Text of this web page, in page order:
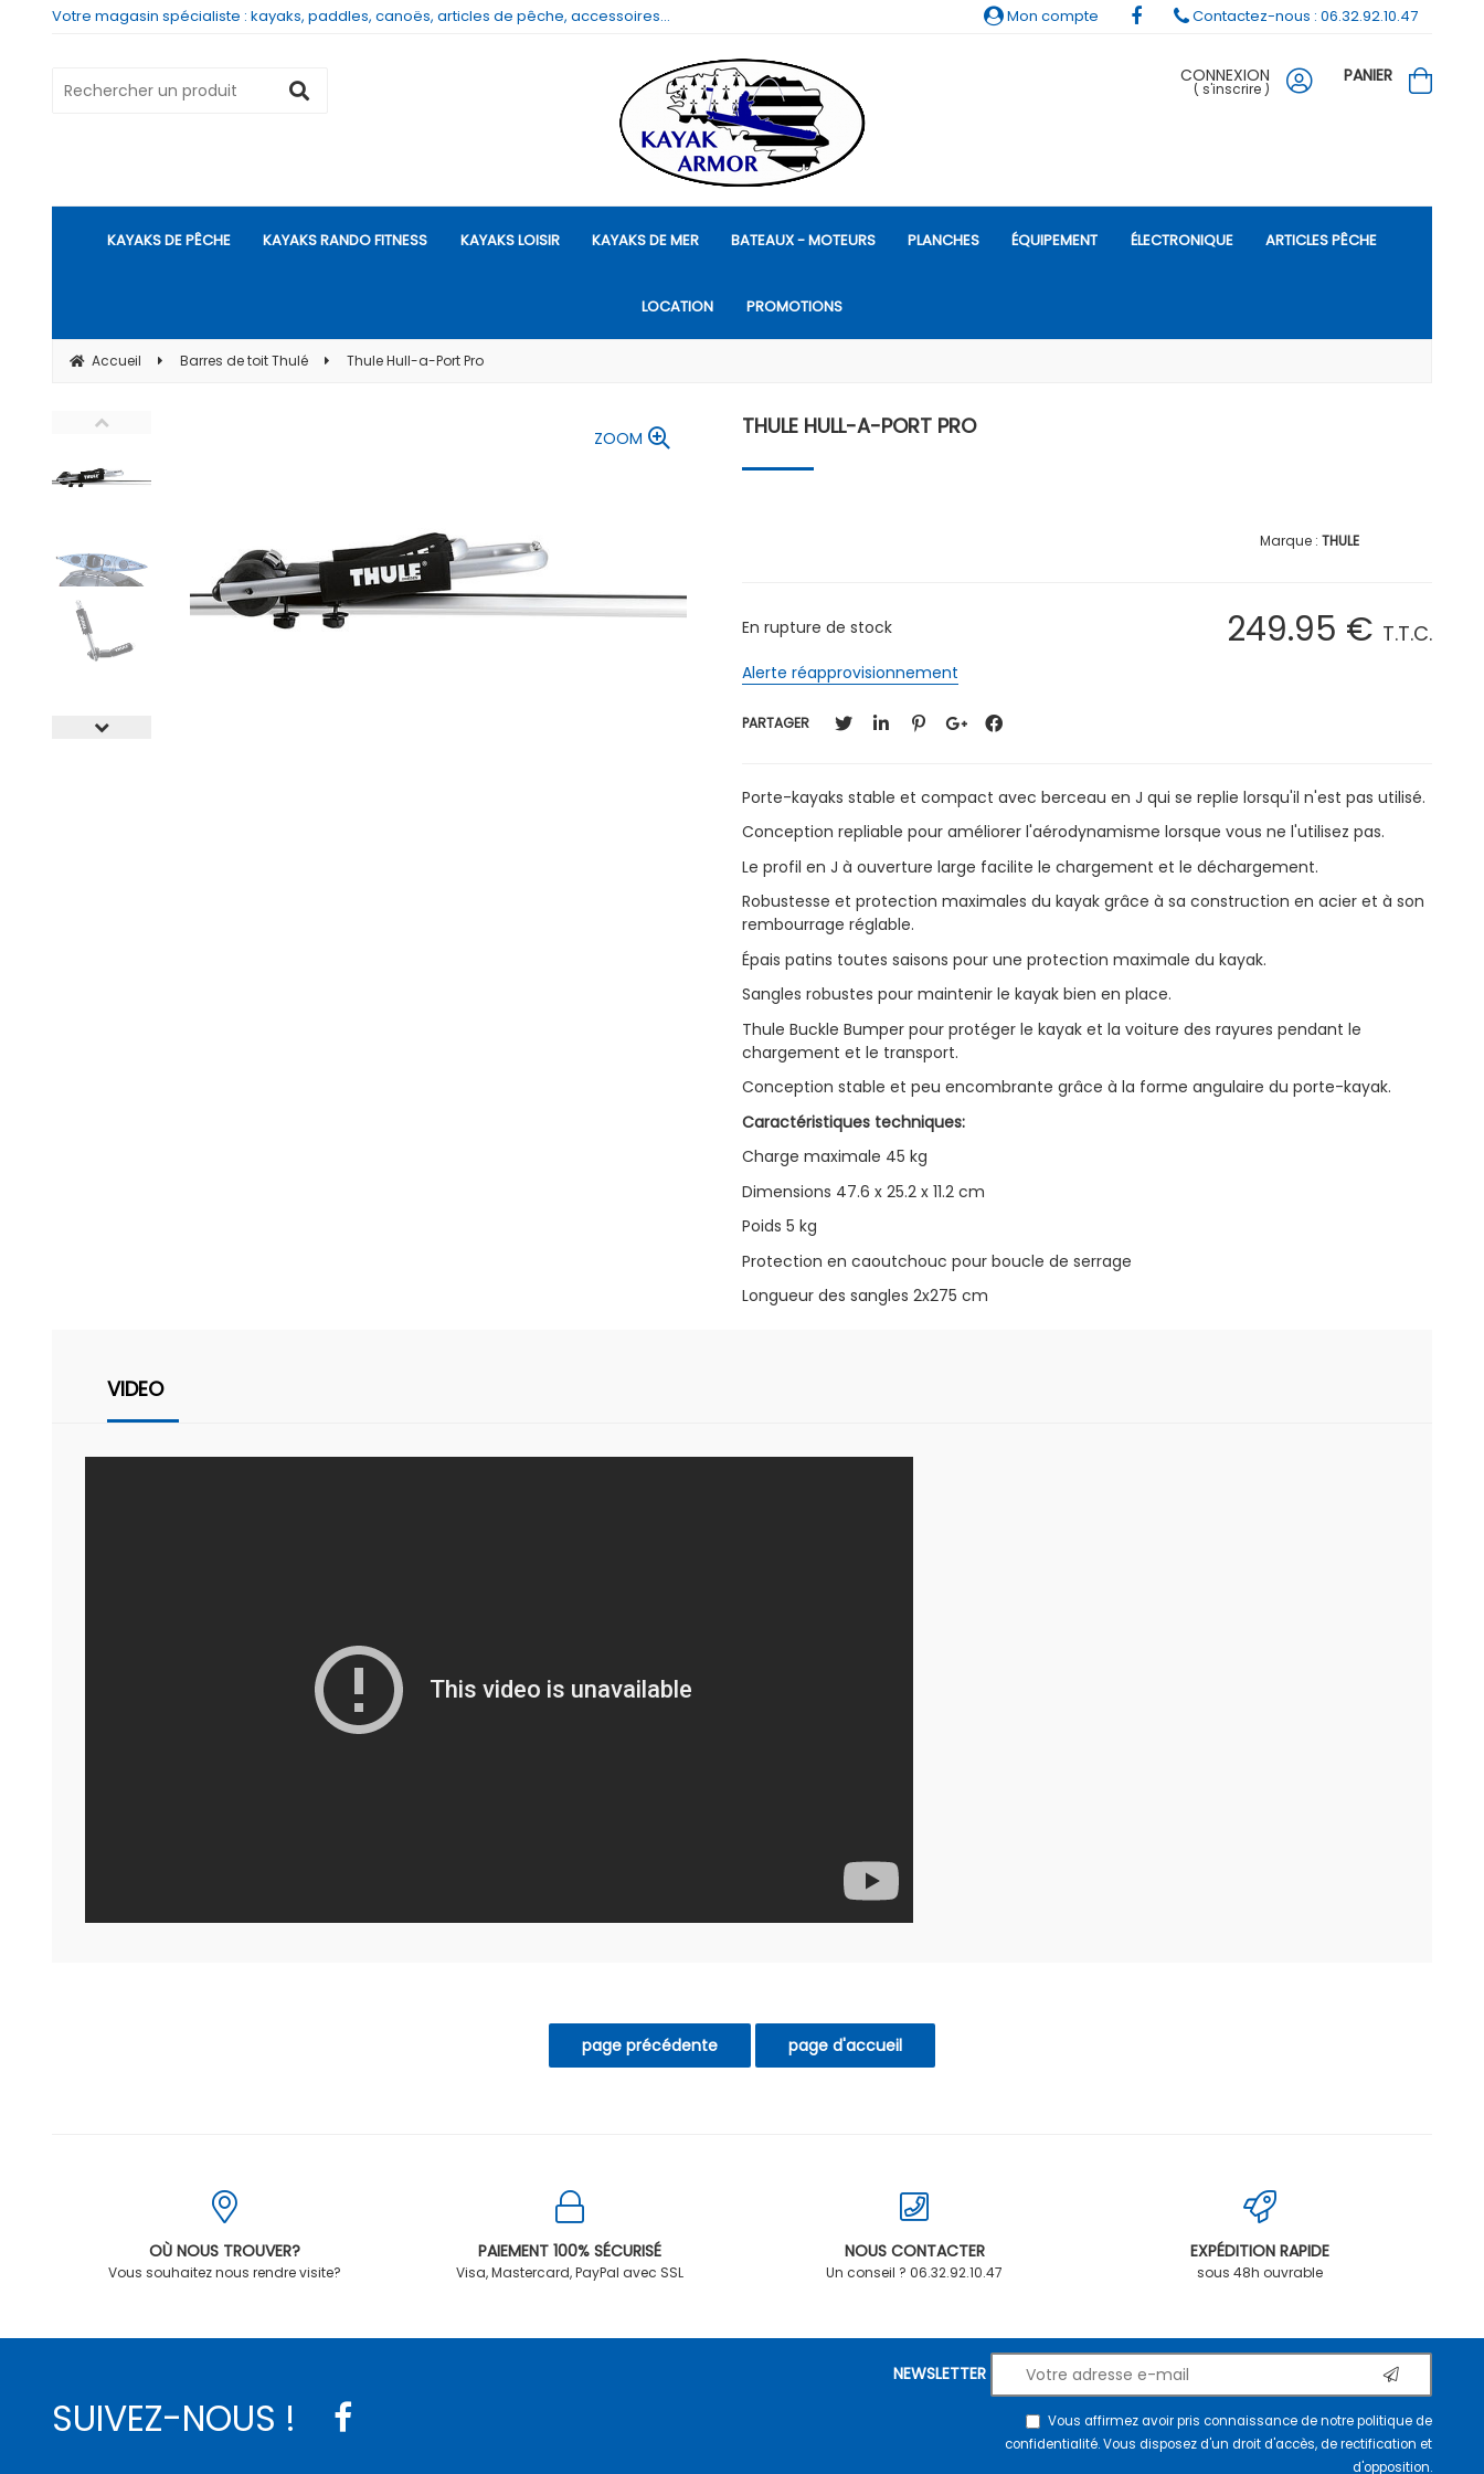
Votre magasin spécialiste : kayaks, paddles, canoës, articles de pêche, accessoires...
CONNEXION
( s'inscrire )
PANIER
KAYAKS DE PÊCHE KAYAKS RANDO FITNESS KAYAKS LOISIR KAYAKS DE MER BATEAUX - MOTEURS PLANCHES ÉQUIPEMENT ÉLECTRONIQUE ARTICLES PÊCHE
LOCATION PROMOTIONS
Accueil Barres de toit Thulé Thule Hull-a-Port Pro
ZOOM THULE HULL-A-PORT PRO
THULE
249.95 € T.T.C.
En rupture de stock
Alerte réapprovisionnement
PARTAGER
Porte-kayaks stable et compact avec berceau en J qui se replie lorsqu'il n'est pas utilisé.
Conception repliable pour améliorer l'aérodynamisme lorsque vous ne l'utilisez pas.
Le profil en J à ouverture large facilite le chargement et le déchargement.
Robustesse et protection maximales du kayak grâce à sa construction en acier et à son
rembourrage réglable.
Épais patins toutes saisons pour une protection maximale du kayak.
Sangles robustes pour maintenir le kayak bien en place.
Thule Buckle Bumper pour protéger le kayak et la voiture des rayures pendant le
chargement et le transport.
Conception stable et peu encombrante grâce à la forme angulaire du porte-kayak.
Caractéristiques techniques:
Charge maximale 45 kg
Dimensions 47.6 x 25.2 x 11.2 cm
Poids 5 kg
Protection en caoutchouc pour boucle de serrage
Longueur des sangles 2x275 cm
VIDEO
Mon compte Contactez-nous : 06.32.92.10.47
OÙ NOUS TROUVER?
Vous souhaitez nous rendre visite?
PAIEMENT 100% SÉCURISÉ
Visa, Mastercard, PayPal avec SSL
NOUS CONTACTER
Un conseil ? 06.32.92.10.47
EXPÉDITION RAPIDE
sous 48h ouvrable
SUIVEZ-NOUS !
NEWSLETTER
Vous affirmez avoir pris connaissance de notrepolitique de
confidentialité. Vous disposez d'un droit d'accès, de rectification et
d'opposition.